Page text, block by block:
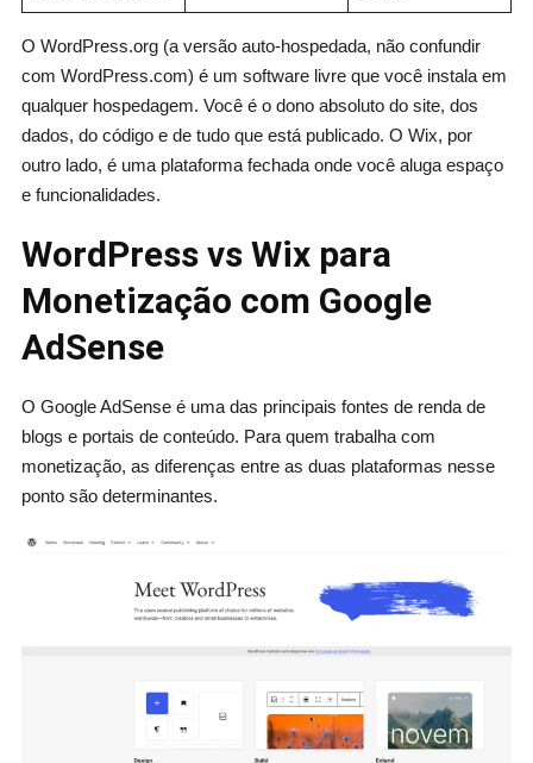
O WordPress.org (a versão auto-hospedada, não confundir
com WordPress.com) é um software livre que você instala em
qualquer hospedagem. Você é o dono absoluto do site, dos
dados, do código e de tudo que está publicado. O Wix, por
outro lado, é uma plataforma fechada onde você aluga espaço
e funcionalidades.
WordPress vs Wix para
Monetização com Google
AdSense
O Google AdSense é uma das principais fontes de renda de
blogs e portais de conteúdo. Para quem trabalha com
monetização, as diferenças entre as duas plataformas nesse
ponto são determinantes.